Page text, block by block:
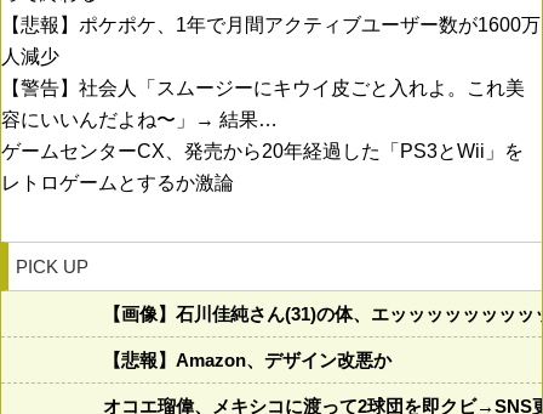
【悲報】ポケポケ、1年で月間アクティブユーザー数が1600万
人減少
【警告】社会人「スムージーにキウイ皮ごと入れよ。これ美
容にいいんだよね〜」→ 結果…
ゲームセンターCX、発売から20年経過した「PS3とWii」を
レトロゲームとするか激論
PICK UP
【画像】石川佳純さん(31)の体、エッッッッッッッ
【悲報】Amazon、デザイン改悪か
オコエ瑠偉、メキシコに渡って2球団を即クビ→SNS